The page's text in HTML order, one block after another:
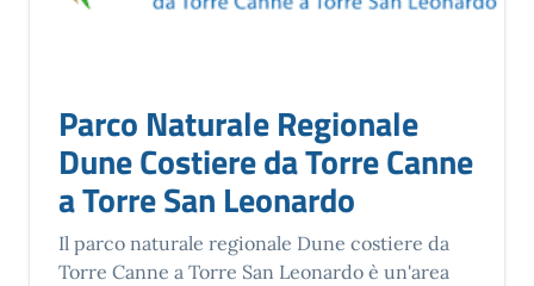
Parco Naturale Regionale
Dune Costiere da Torre Canne
a Torre San Leonardo
Il parco naturale regionale Dune costiere da
Torre Canne a Torre San Leonardo è un'area